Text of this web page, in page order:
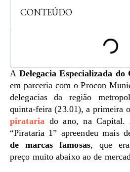
CONTEÚDO
A Delegacia Especializada do
em parceria com o Procon
delegacias da região
quinta-feira (23.01), a primeira
piratariado ano, na Capital.
“Pirataria 1” apreendeu mais
de marcas famosas, que
preço muito abaixo ao de